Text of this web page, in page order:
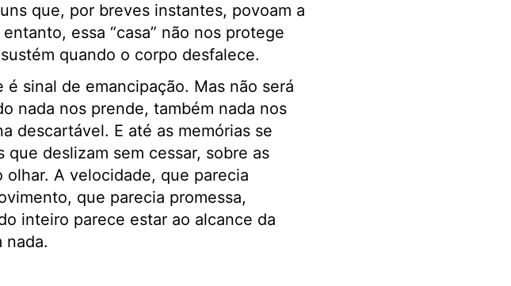
que, por breves instantes, povoam a
essa “casa” não nos protege
quando o corpo desfalece.
sinal de emancipação. Mas não será
nada nos prende, também nada nos
descartável. E até as memórias se
deslizam sem cessar, sobre as
A velocidade, que parecia
que parecia promessa,
inteiro parece estar ao alcance da
nada.